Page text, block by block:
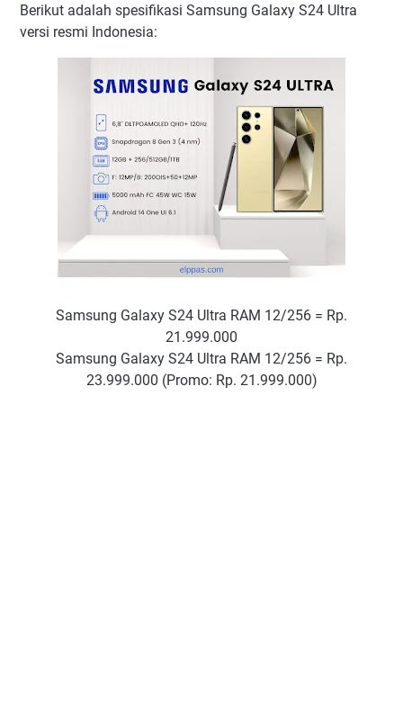
Berikut adalah spesifikasi Samsung Galaxy S24 Ultra
versi resmi Indonesia:
Samsung Galaxy S24 Ultra RAM 12/256 = Rp.
21.999.000
Samsung Galaxy S24 Ultra RAM 12/256 = Rp.
23.999.000 (Promo: Rp. 21.999.000)